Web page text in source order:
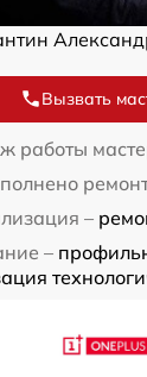
Вызвать
работы
–
–